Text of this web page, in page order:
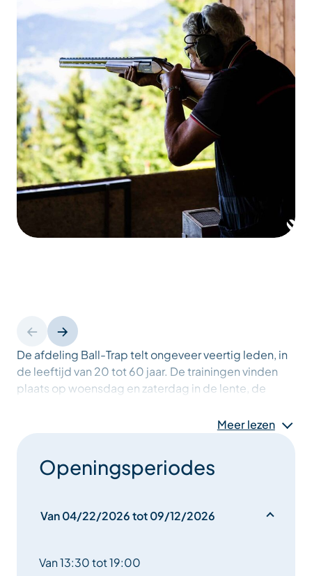
De afdeling Ball-Trap telt ongeveer veertig leden, in
de leeftijd van 20 tot 60 jaar. De trainingen vinden
plaats op woensdag en zaterdag in de lente, de
trainen en gebruikmaken van de faciliteiten. Maar de
schietbaan is ook toegankelijk voor introductie- en
materiaal kan iedereen het kleiduivenschieten eens
Meer lezen
Openingsperiodes
Van 04/22/2026 tot 09/12/2026
Van 13:30 tot 19:00